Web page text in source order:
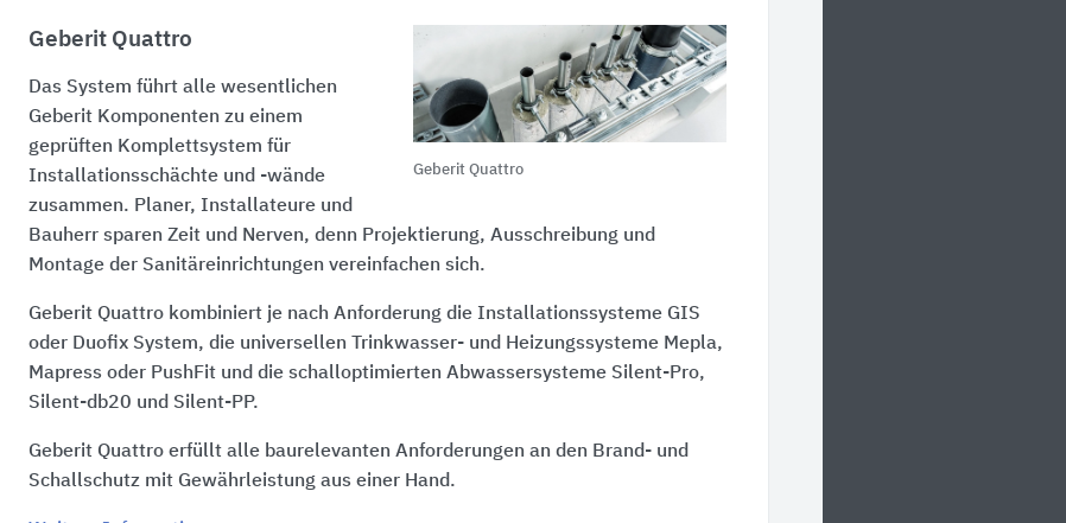
Geberit Quattro
Geberit Quattro
Das System führt alle wesentlichen
Geberit Komponenten zu einem
geprüften Komplettsystem für
Installationsschächte und -wände
zusammen. Planer, Installateure und
Bauherr sparen Zeit und Nerven, denn Projektierung, Ausschreibung und
Montage der Sanitäreinrichtungen vereinfachen sich.
Geberit Quattro kombiniert je nach Anforderung die Installationssysteme GIS
oder Duofix System, die universellen Trinkwasser- und Heizungssysteme Mepla,
Mapress oder PushFit und die schalloptimierten Abwassersysteme Silent-Pro,
Silent-db20 und Silent-PP.
Geberit Quattro erfüllt alle baurelevanten Anforderungen an den Brand- und
Schallschutz mit Gewährleistung aus einer Hand.